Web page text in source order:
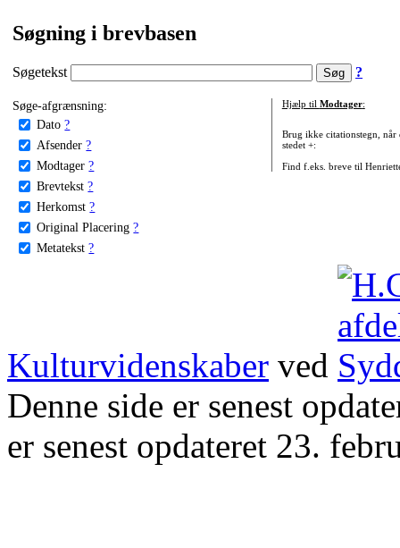
Søgning i brevbasen
Søgetekst ?
Søge-afgrænsning:
Dato ?
Afsender ?
Modtager ?
Brevtekst ?
Herkomst ?
Original Placering ?
Metatekst ?
Hjælp til Modtager:
Brug ikke citationstegn, når
stedet +:
Find f.eks. breve til
Kulturvidenskaber ved
Denne side er senest
er senest opdateret 23.